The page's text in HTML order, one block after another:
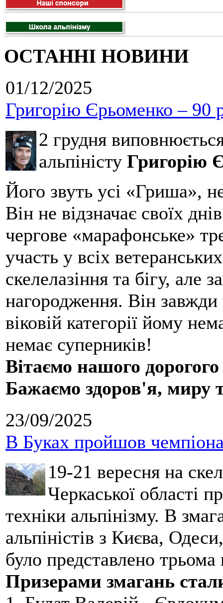
ОСТАННІ НОВИНИ
01/12/2025
Григорію Єрьоменко – 90
2 грудня
альпіністу Григорію
Його звуть усі «Гриша»,
Він не відзначає своїх
чергове «марафонське»
участь у всіх
скелелазіння та бігу, але
нагородження. Він
віковій категорії йому
немає суперників!
Вітаємо нашого
Бажаємо здоров'я, миру
23/09/2025
В Буках пройшов
19-21 вересня на
Черкаської області
техніки альпінізму. В
альпіністів з Києва,
було представлено
Призерами змагань